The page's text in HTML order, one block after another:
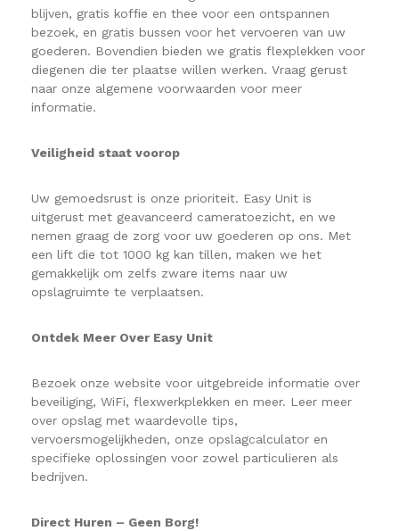
blijven, gratis koffie en thee voor een ontspannen
bezoek, en gratis bussen voor het vervoeren van uw
goederen. Bovendien bieden we gratis flexplekken voor
diegenen die ter plaatse willen werken. Vraag gerust
naar onze algemene voorwaarden voor meer
informatie.
Veiligheid staat voorop
Uw gemoedsrust is onze prioriteit. Easy Unit is
uitgerust met geavanceerd cameratoezicht, en we
nemen graag de zorg voor uw goederen op ons. Met
een lift die tot 1000 kg kan tillen, maken we het
gemakkelijk om zelfs zware items naar uw
opslagruimte te verplaatsen.
Ontdek Meer Over Easy Unit
Bezoek onze website voor uitgebreide informatie over
beveiliging, WiFi, flexwerkplekken en meer. Leer meer
over opslag met waardevolle tips,
vervoersmogelijkheden, onze opslagcalculator en
specifieke oplossingen voor zowel particulieren als
bedrijven.
Direct Huren – Geen Borg!